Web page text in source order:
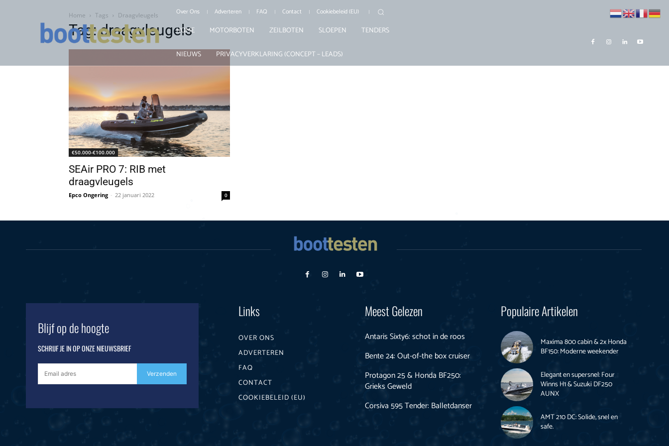
Over Ons Adverteren FAQ Contact Cookiebeleid (EU)
HOME MOTORBOTEN ZEILBOTEN SLOEPEN TENDERS
NIEUWS PRIVACYVERKLARING (CONCEPT – LEADS)
Home Tags Draagvleugels
Tag: draagvleugels
€50.000-€100.000
SEAir PRO 7: RIB met
draagvleugels
Epco Ongering - 22 januari 2022 0
Blijf op de hoogte
SCHRIJF JE IN OP ONZE NIEUWSBRIEF
Verzenden
Links
OVER ONS
ADVERTEREN
FAQ
CONTACT
COOKIEBELEID (EU)
Meest Gelezen
Antaris Sixty6: schot in de roos
Bente 24: Out-of-the box cruiser
Protagon 25 & Honda BF250:
Grieks Geweld
Corsiva 595 Tender: Balletdanser
Populaire Artikelen
Maxima 800 cabin & 2x Honda
BF150: Moderne weekender
Elegant en supersnel: Four
Winns H1 & Suzuki DF250
AUNX
AMT 210 DC: Solide, snel en
safe.